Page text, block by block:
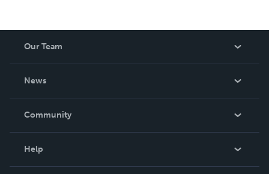
Our Team
News
In The News
Community
Help